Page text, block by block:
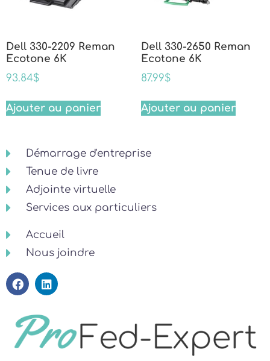
Dell 330-2209 Reman
Ecotone 6K
93.84$
Ajouter au panier
Dell 330-2650 Reman
Ecotone 6K
87.99$
Ajouter au panier
Démarrage d'entreprise
Tenue de livre
Adjointe virtuelle
Services aux particuliers
Accueil
Nous joindre